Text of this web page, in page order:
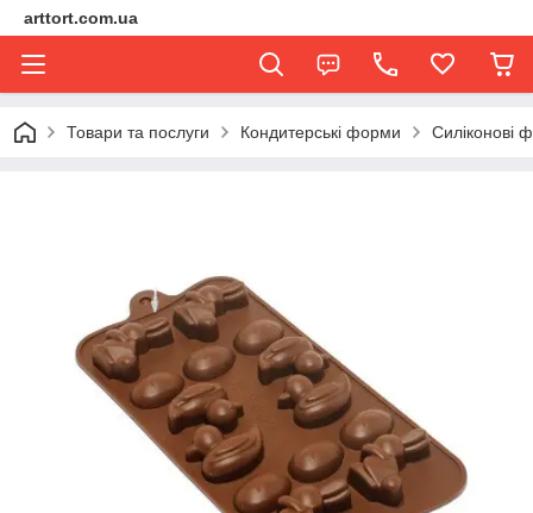
arttort.com.ua
Товари та послуги Кондитерські форми Силіконові